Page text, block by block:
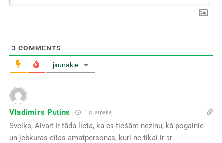
3 COMMENTS
jaunākie
Vladimirs Putins 1 g. atpakaļ
Sveiks, Aivar! Ir tāda lieta, ka es tiešām nezinu, kā pogainie
un jebkuras citas amatpersonas, kuri ne tikai ir ar